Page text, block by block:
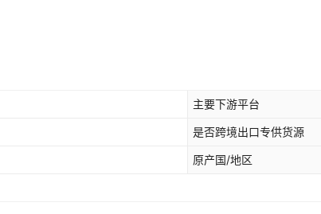
主要下游平台
是否跨境出口专供货源
原产国/地区